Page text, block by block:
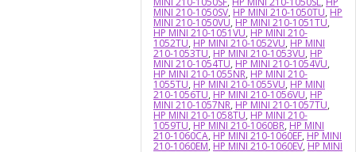
MINI 210-1050SV, HP MINI 210-1050TU, HP
MINI 210-1050VU, HP MINI 210-1051TU,
HP MINI 210-1051VU, HP MINI 210-
1052TU, HP MINI 210-1052VU, HP MINI
210-1053TU, HP MINI 210-1053VU, HP
MINI 210-1054TU, HP MINI 210-1054VU,
HP MINI 210-1055NR, HP MINI 210-
1055TU, HP MINI 210-1055VU, HP MINI
210-1056TU, HP MINI 210-1056VU, HP
MINI 210-1057NR, HP MINI 210-1057TU,
HP MINI 210-1058TU, HP MINI 210-
1059TU, HP MINI 210-1060BR, HP MINI
210-1060CA, HP MINI 210-1060EF, HP MINI
210-1060EM, HP MINI 210-1060EV, HP MINI